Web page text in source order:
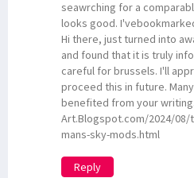
seawrching for a
looks good.
Hi there, just turned into
and found that it is truly
careful for brussels. I'll
proceed this in future.
benefited from your
Art.Blogspot.com/2024/
mans-sky-mods.html
Reply